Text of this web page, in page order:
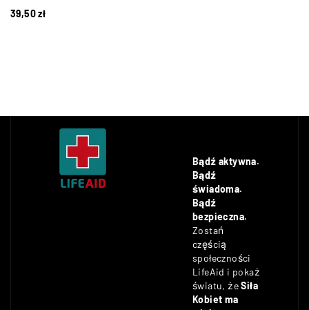
39,50zł
Bądź aktywna.
Bądź
świadoma.
Bądź
bezpieczna.
Zostań
częścią
społeczności
LifeAid i pokaż
światu, żeSiła
Kobiet ma